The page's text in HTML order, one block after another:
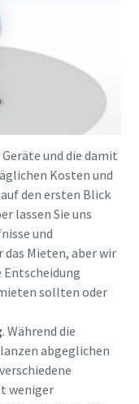
und die damit
Kosten und
den ersten Blick
lassen Sie uns
und
Mieten, aber wir
sollten oder
. Während die
abgeglichen
weniger